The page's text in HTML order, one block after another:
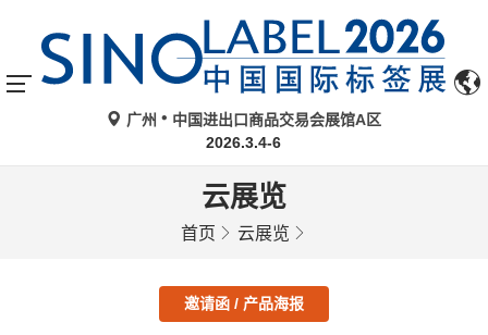
广州
中国进出口商品交易会展馆A区
2026.3.4-6
云展览
首页 云展览
邀请函 / 产品海报